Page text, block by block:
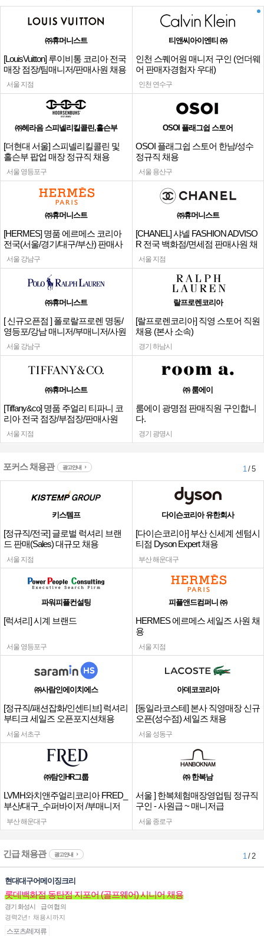
㈜휴머니스트
[LouisVuitton] 루이비통 코리아 전국
매장 점장/팀매니저/판매사원 채용
서울 지점
티앤씨아이엔티 ㈜
인천 스퀘어원 매니저 구인 (언더웨
어 판매자경험자 우대)
인천 연수구
㈜헤라음 스피넬리킬콜린,홀슨부
[더현대 서울] 스피넬리킬콜린 및
홀슨부 팝업 매장 정규직 채용
서울 영등포구
OSOI 플래그쉽 스토어
OSOI 플래그쉽 스토어 한남/성수
정규직 채용
서울 용산구
㈜휴머니스트
[HERMES] 명품 에르메스 코리아
전국(서울/경기/대구/부산) 판매사
원
서울 강남구
㈜휴머니스트
[CHANEL] 샤넬 FASHION ADVISO
R 전국 백화점/면세점 판매사원 채
용
서울 지점
㈜휴머니스트
[ 신규오픈점 ] 폴로랄프로렌 명동/
영등포/강남 매니저/부매니저/사원
서울 강남구
랄프로렌코리아
[랄프로렌코리아] 직영 스토어 직원
채용 (본사 소속)
경기 하남시
㈜휴머니스트
[Tiffany&co] 명품 주얼리 티파니 코
리아 전국 점장/부점장/판매사원
서울 지점
㈜ 룸에이
룸에이 광명점 판매직원 구인합니
다.
경기 광명시
포커스 채용관 광고안내 1/ 5
키스템프
[정규직/전국] 글로벌 럭셔리 브랜
드 판매(Sales) 대규모 채용
서울 지점
다이슨코리아 유한회사
[다이슨코리아] 부산 신세계 센텀시
티점 Dyson Expert 채용
부산 해운대구
파워피플컨설팅
[럭셔리] 시계 브랜드
서울 영등포구
피플앤드컴퍼니 ㈜
HERMES 에르메스 세일즈 사원 채
용
서울 지점
㈜사람인에이치에스
[정규직/패션잡화/인센티브] 럭셔리
부티크 세일즈 오픈포지션채용
서울 서초구
아데코코리아
[동일라코스테] 본사 직영매장 신규
오픈(성수점) 세일즈 채용
서울 성동구
㈜탐인HR그룹
LVMH와치앤주얼리코리아 FRED_
부산/대구_수퍼바이저 /부매니저
채용
부산 해운대구
㈜ 한복남
서울 ] 한복체험매장영업팀 정규직
구인 - 사원급 ~ 매니저급
서울 종로구
긴급 채용관 광고안내 1/ 2
현대대구어메이징크리
롯데백화점 동탄점 지포어 (골프웨어) 시니어 채용
경기 화성시
급여협의
경력2년↑ 채용시까지
스포츠/레져류